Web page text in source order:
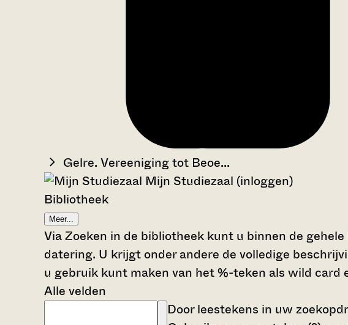
Gelre. Vereeniging tot Beoe...
Mijn Studiezaal (inloggen)
Bibliotheek
Meer...
Via Zoeken in de bibliotheek kunt u binnen de
datering. U krijgt onder andere de volledige
u gebruik kunt maken van het %-teken als wild
Alle velden
Door leestekens in uw